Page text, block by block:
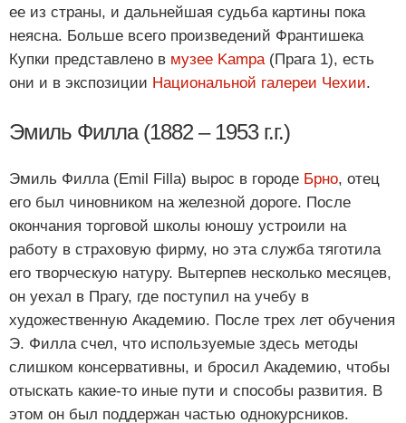
ее из страны, и дальнейшая судьба картины пока
неясна. Больше всего произведений Франтишека
Купки представлено в музее Kampa (Прага 1), есть
они и в экспозиции Национальной галереи Чехии.
Эмиль Филла (1882 – 1953 г.г.)
Эмиль Филла (Emil Filla) вырос в городе Брно, отец
его был чиновником на железной дороге. После
окончания торговой школы юношу устроили на
работу в страховую фирму, но эта служба тяготила
его творческую натуру. Вытерпев несколько месяцев,
он уехал в Прагу, где поступил на учебу в
художественную Академию. После трех лет обучения
Э. Филла счел, что используемые здесь методы
слишком консервативны, и бросил Академию, чтобы
отыскать какие-то иные пути и способы развития. В
этом он был поддержан частью однокурсников.